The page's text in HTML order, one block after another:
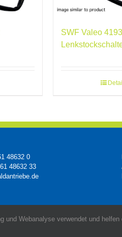
SWF Valeo
48632 0
48632 33
Webanalyse verwendet und